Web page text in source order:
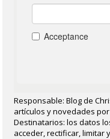
Responsable: Blog de
artículos y novedades
Destinatarios: los datos
acceder, rectificar, limitar